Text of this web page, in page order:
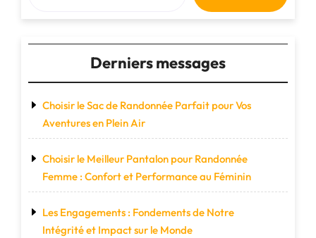
Derniers messages
Choisir le Sac de Randonnée Parfait pour Vos
Aventures en Plein Air
Choisir le Meilleur Pantalon pour Randonnée
Femme : Confort et Performance au Féminin
Les Engagements : Fondements de Notre
Intégrité et Impact sur le Monde